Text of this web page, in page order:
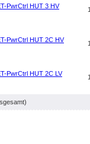
PwrCtrl HUT 3 HV
PwrCtrl HUT 2C HV
PwrCtrl HUT 2C LV